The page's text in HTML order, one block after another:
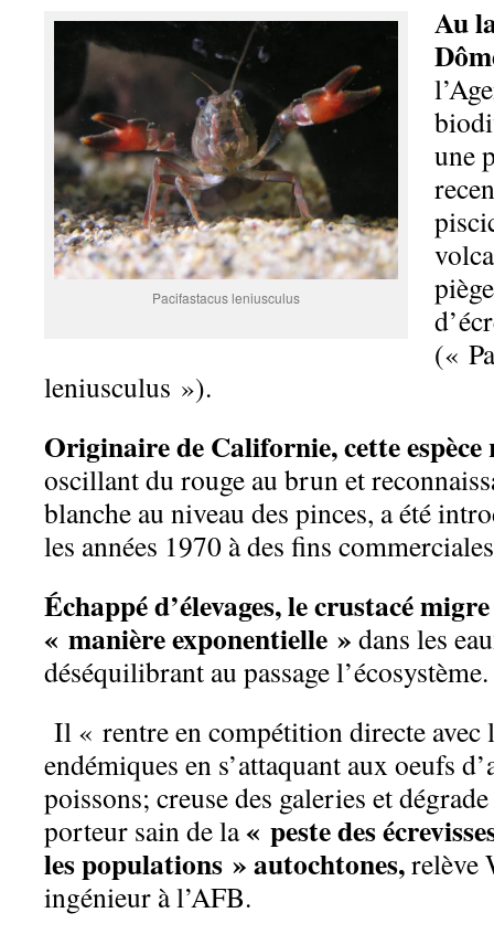
Pacifastacus leniusculus
Au
une
(«
leniusculus »).
Originaire de Californie, cette espèce
oscillant du rouge au brun et
blanche au niveau des pinces, a été
les années 1970 à des fins
Échappé d’élevages, le crustacé
« manière exponentielle » dans les
déséquilibrant au passage l’écosystème.
Il « rentre en compétition directe avec
endémiques en s’attaquant aux oeufs
poissons; creuse des galeries et
porteur sain de la« peste des
les populations » autochtones,relève
ingénieur à l’AFB.